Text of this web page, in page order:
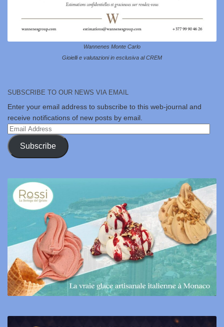
Wannenes Monte Carlo
Gioielli e valutazioni in esclusiva al CREM
SUBSCRIBE TO OUR NEWS VIA EMAIL
Enter your email address to subscribe to this web-journal and
receive notifications of new posts by email.
Email
Address
Subscribe